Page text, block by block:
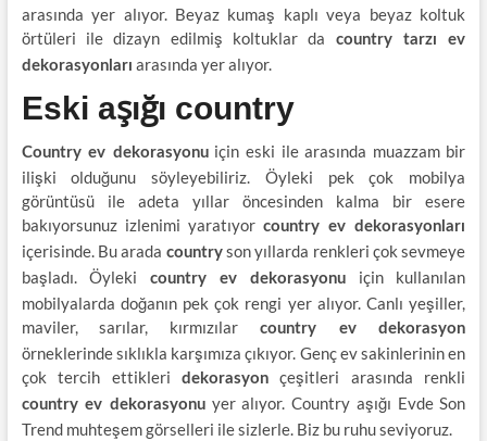
arasında yer alıyor. Beyaz kumaş kaplı veya beyaz koltuk
örtüleri ile dizayn edilmiş koltuklar da
country tarzı ev
dekorasyonları arasında yer alıyor.
Eski aşığı country
Country ev dekorasyonuiçin eski ile arasında muazzam bir
ilişki olduğunu söyleyebiliriz. Öyleki pek çok mobilya
görüntüsü ile adeta yıllar öncesinden kalma bir esere
bakıyorsunuz izlenimi yaratıyorcountry ev dekorasyonları
içerisinde. Bu arada countryson yıllarda renkleri çok sevmeye
başladı. Öyleki
country ev dekorasyonu
için kullanılan
mobilyalarda doğanın pek çok rengi yer alıyor. Canlı yeşiller,
maviler, sarılar, kırmızılar
country ev dekorasyon
örneklerinde sıklıkla karşımıza çıkıyor. Genç ev sakinlerinin en
çok tercih ettikleri
dekorasyonçeşitleri arasında renkli
country ev dekorasyonu yer alıyor. Country aşığı Evde Son
Trend muhteşem görselleri ile sizlerle. Biz bu ruhu seviyoruz.